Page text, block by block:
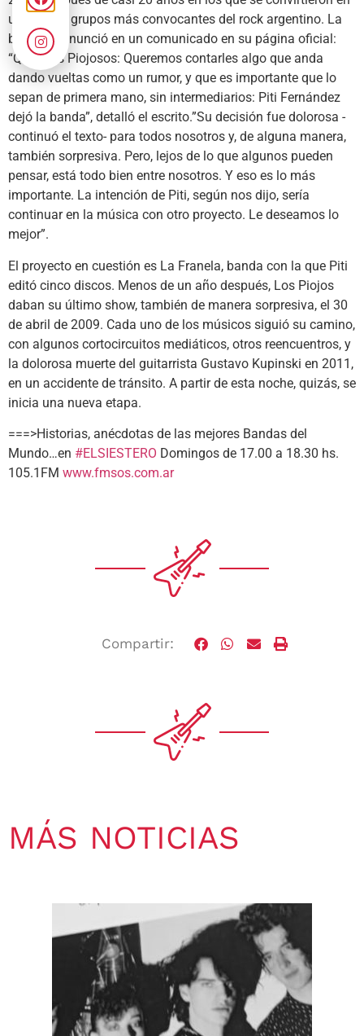
uno de los grupos más convocantes del rock argentino. La
banda lo anunció en un comunicado en su página oficial:
“Queridos Piojosos: Queremos contarles algo que anda
dando vueltas como un rumor, y que es importante que lo
sepan de primera mano, sin intermediarios: Piti Fernández
dejó la banda”, detalló el escrito.”Su decisión fue dolorosa -
continuó el texto- para todos nosotros y, de alguna manera,
también sorpresiva. Pero, lejos de lo que algunos pueden
pensar, está todo bien entre nosotros. Y eso es lo más
importante. La intención de Piti, según nos dijo, sería
continuar en la música con otro proyecto. Le deseamos lo
mejor”.
El proyecto en cuestión es La Franela, banda con la que Piti
editó cinco discos. Menos de un año después, Los Piojos
daban su último show, también de manera sorpresiva, el 30
de abril de 2009. Cada uno de los músicos siguió su camino,
con algunos cortocircuitos mediáticos, otros reencuentros, y
la dolorosa muerte del guitarrista Gustavo Kupinski en 2011,
en un accidente de tránsito. A partir de esta noche, quizás, se
inicia una nueva etapa.
===>Historias, anécdotas de las mejores Bandas del
Mundo…en #ELSIESTERO Domingos de 17.00 a 18.30 hs.
105.1FM www.fmsos.com.ar
Compartir:
MÁS NOTICIAS